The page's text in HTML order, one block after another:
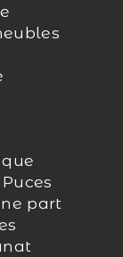
part